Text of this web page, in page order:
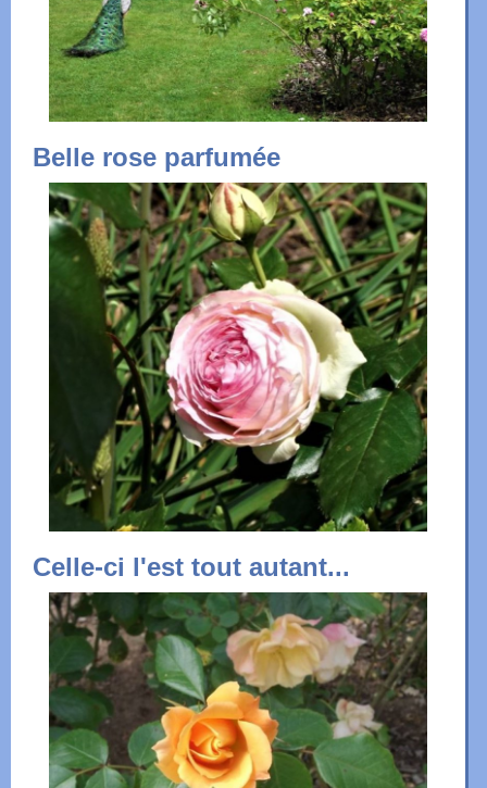
Belle rose parfumée
Celle-ci l'est tout autant...